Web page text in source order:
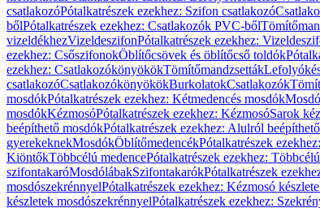
csatlakozóPótalkatrészek ezekhez: Szifon csatlakozó
bőlPótalkatrészek ezekhez: Csatlakozók PVC-ből
vizeldékhezVizeldeszifonPótalkatrészek ezekhez:
ezekhez: CsőszifonokÖblítőcsövek és öblítőcső toldók
ezekhez: CsatlakozókönyökökTömítőmandzsetták
csatlakozóCsatlakozókönyökökBurkolatokCsatlakozók
mosdókPótalkatrészek ezekhez: Kétmedencés mosdók
mosdókKézmosóPótalkatrészek ezekhez: KézmosóSarok
beépíthető mosdókPótalkatrészek ezekhez: Alulról
gyerekeknekMosdókÖblítőmedencékPótalkatrészek
KiöntőkTöbbcélú medencePótalkatrészek ezekhez:
szifontakaróMosdólábakSzifontakarókPótalkatrészek
mosdószekrénnyelPótalkatrészek ezekhez: Kézmosó
készletek mosdószekrénnyelPótalkatrészek ezekhez: